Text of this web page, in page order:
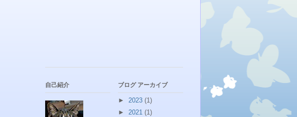
自己紹介 ブログ アーカイブ
► 2023 (1)
► 2021 (1)